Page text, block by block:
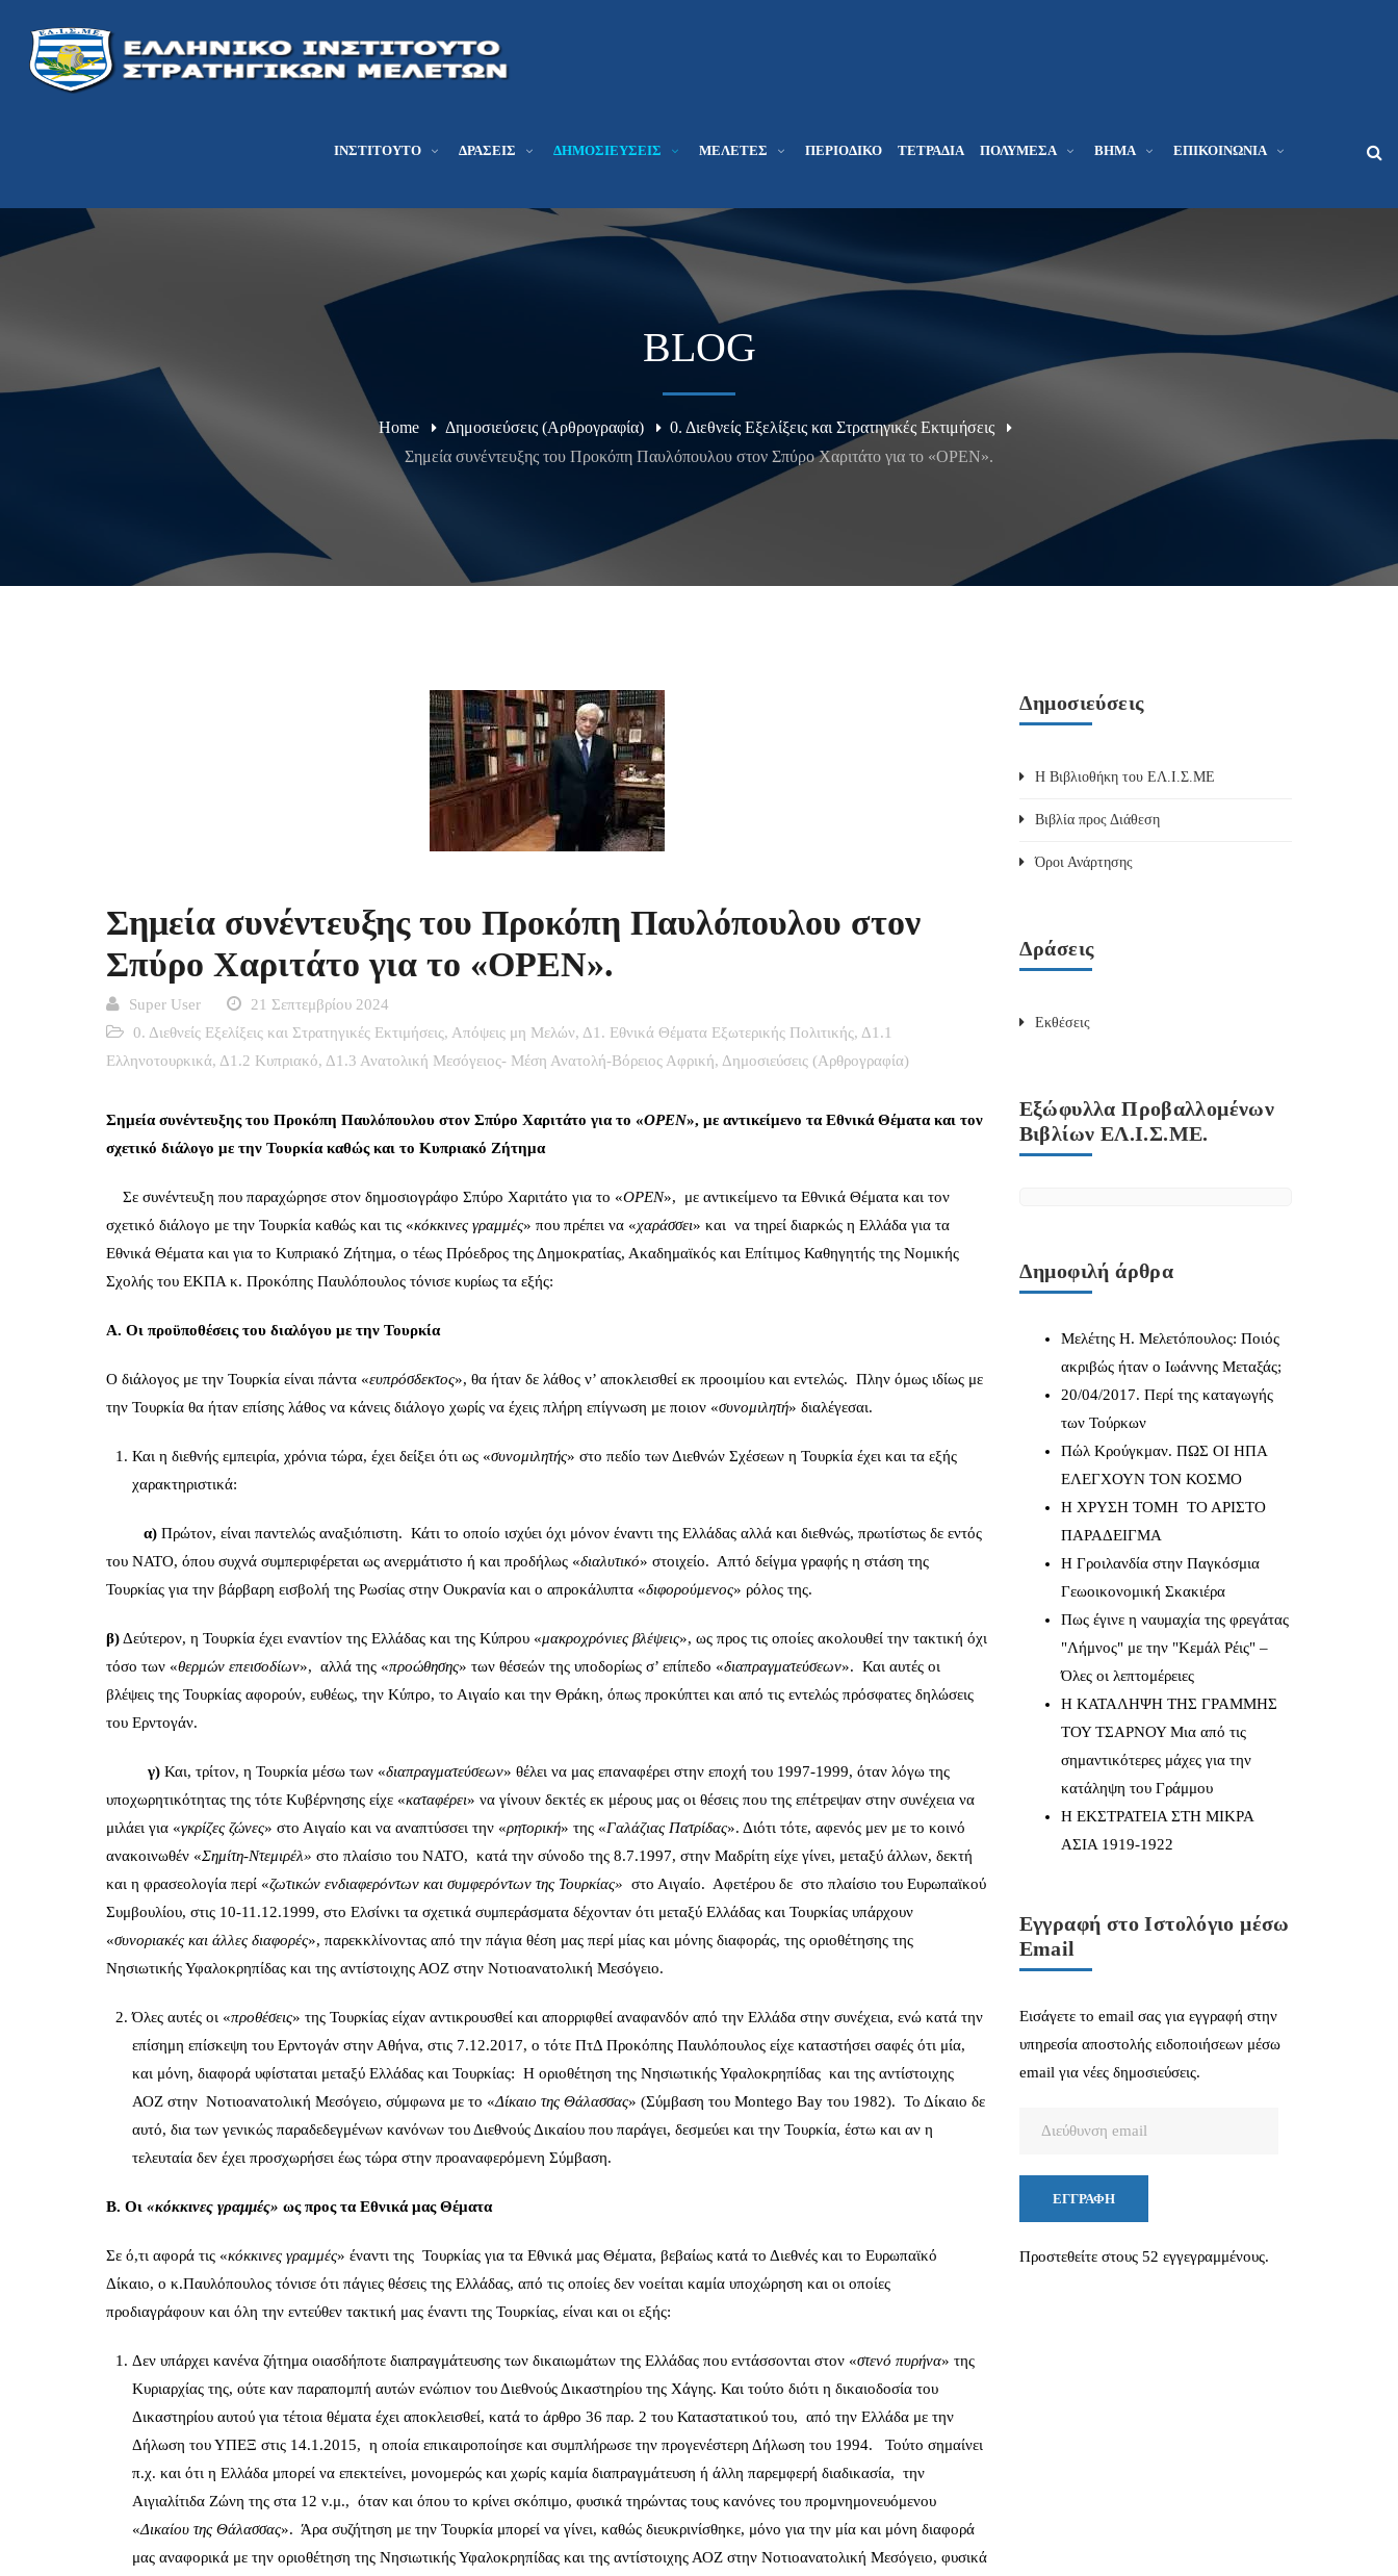
ΙΝΣΤΙΤΟΎΤΟ ΔΡΆΣΕΙΣ ΔΗΜΟΣΙΕΎΣΕΙΣ ΜΕΛΕΤΕΣ ΠΕΡΙΟΔΙΚΌ ΤΕΤΡΆΔΙΑ ΠΟΛΥΜΈΣΑ ΒΉΜΑ ΕΠΙΚΟΙΝΩΝΊΑ
BLOG
Home Δημοσιεύσεις (Αρθρογραφία)
0. Διεθνείς Εξελίξεις και Στρατηγικές Εκτιμήσεις
Σημεία συνέντευξης του Προκόπη Παυλόπουλου στον Σπύρο Χαριτάτο για το «OPEN».
Σημεία συνέντευξης του Προκόπη Παυλόπουλου στον
Σπύρο Χαριτάτο για το «OPEN».
Super User
21 Σεπτεμβρίου 2024
0. Διεθνείς Εξελίξεις και Στρατηγικές Εκτιμήσεις, Απόψεις μη Μελών, Δ1. Εθνικά Θέματα Εξωτερικής Πολιτικής, Δ1.1
Ελληνοτουρκικά, Δ1.2 Κυπριακό, Δ1.3 Ανατολική Μεσόγειος- Μέση Ανατολή-Βόρειος Αφρική, Δημοσιεύσεις (Αρθρογραφία)
Σημεία συνέντευξης του Προκόπη Παυλόπουλου στον Σπύρο Χαριτάτο για το «OPEN», με αντικείμενο τα Εθνικά Θέματα και τον
σχετικό διάλογο με την Τουρκία καθώς και το Κυπριακό Ζήτημα
Σε συνέντευξη που παραχώρησε στον δημοσιογράφο Σπύρο Χαριτάτο για το «OPEN», με αντικείμενο τα Εθνικά Θέματα και τον
σχετικό διάλογο με την Τουρκία καθώς και τις «κόκκινες γραμμές» που πρέπει να «χαράσσει» και να τηρεί διαρκώς η Ελλάδα για τα
Εθνικά Θέματα και για το Κυπριακό Ζήτημα, ο τέως Πρόεδρος της Δημοκρατίας, Ακαδημαϊκός και Επίτιμος Καθηγητής της Νομικής
Σχολής του ΕΚΠΑ κ. Προκόπης Παυλόπουλος τόνισε κυρίως τα εξής:
Α. Οι προϋποθέσεις του διαλόγου με την Τουρκία
Ο διάλογος με την Τουρκία είναι πάντα «ευπρόσδεκτος», θα ήταν δε λάθος ν’ αποκλεισθεί εκ προοιμίου και εντελώς. Πλην όμως ιδίως με
την Τουρκία θα ήταν επίσης λάθος να κάνεις διάλογο χωρίς να έχεις πλήρη επίγνωση με ποιον «συνομιλητή» διαλέγεσαι.
Και η διεθνής εμπειρία, χρόνια τώρα, έχει δείξει ότι ως «συνομιλητής» στο πεδίο των Διεθνών Σχέσεων η Τουρκία έχει και τα εξής
χαρακτηριστικά:
α) Πρώτον, είναι παντελώς αναξιόπιστη. Κάτι το οποίο ισχύει όχι μόνον έναντι της Ελλάδας αλλά και διεθνώς, πρωτίστως δε εντός
του ΝΑΤΟ, όπου συχνά συμπεριφέρεται ως ανερμάτιστο ή και προδήλως «διαλυτικό» στοιχείο. Απτό δείγμα γραφής η στάση της
Τουρκίας για την βάρβαρη εισβολή της Ρωσίας στην Ουκρανία και ο απροκάλυπτα «διφορούμενος» ρόλος της.
β)Δεύτερον, η Τουρκία έχει εναντίον της Ελλάδας και της Κύπρου «μακροχρόνιες βλέψεις», ως προς τις οποίες ακολουθεί την τακτική όχι
τόσο των «θερμών επεισοδίων», αλλά της «προώθησης» των θέσεών της υποδορίως σ’ επίπεδο «διαπραγματεύσεων». Και αυτές οι
βλέψεις της Τουρκίας αφορούν, ευθέως, την Κύπρο, το Αιγαίο και την Θράκη, όπως προκύπτει και από τις εντελώς πρόσφατες δηλώσεις
του Ερντογάν.
γ) Και, τρίτον, η Τουρκία μέσω των «διαπραγματεύσεων» θέλει να μας επαναφέρει στην εποχή του 1997-1999, όταν λόγω της
υποχωρητικότητας της τότε Κυβέρνησης είχε «καταφέρει» να γίνουν δεκτές εκ μέρους μας οι θέσεις που της επέτρεψαν στην συνέχεια να
μιλάει για «γκρίζες ζώνες» στο Αιγαίο και να αναπτύσσει την «ρητορική» της «Γαλάζιας Πατρίδας». Διότι τότε, αφενός μεν με το κοινό
ανακοινωθέν «Σημίτη-Ντεμιρέλ» στο πλαίσιο του ΝΑΤΟ, κατά την σύνοδο της 8.7.1997, στην Μαδρίτη είχε γίνει, μεταξύ άλλων, δεκτή
και η φρασεολογία περί «ζωτικών ενδιαφερόντων και συμφερόντων της Τουρκίας» στο Αιγαίο. Αφετέρου δε στο πλαίσιο του Ευρωπαϊκού
Συμβουλίου, στις 10-11.12.1999, στο Ελσίνκι τα σχετικά συμπεράσματα δέχονταν ότι μεταξύ Ελλάδας και Τουρκίας υπάρχουν
«συνοριακές και άλλες διαφορές», παρεκκλίνοντας από την πάγια θέση μας περί μίας και μόνης διαφοράς, της οριοθέτησης της
Νησιωτικής Υφαλοκρηπίδας και της αντίστοιχης ΑΟΖ στην Νοτιοανατολική Μεσόγειο.
Όλες αυτές οι «προθέσεις» της Τουρκίας είχαν αντικρουσθεί και απορριφθεί αναφανδόν από την Ελλάδα στην συνέχεια, ενώ κατά την
επίσημη επίσκεψη του Ερντογάν στην Αθήνα, στις 7.12.2017, ο τότε ΠτΔ Προκόπης Παυλόπουλος είχε καταστήσει σαφές ότι μία,
και μόνη, διαφορά υφίσταται μεταξύ Ελλάδας και Τουρκίας: Η οριοθέτηση της Νησιωτικής Υφαλοκρηπίδας και της αντίστοιχης
ΑΟΖ στην Νοτιοανατολική Μεσόγειο, σύμφωνα με το «Δίκαιο της Θάλασσας» (Σύμβαση του Montego Bay του 1982). Το Δίκαιο δε
αυτό, δια των γενικώς παραδεδεγμένων κανόνων του Διεθνούς Δικαίου που παράγει, δεσμεύει και την Τουρκία, έστω και αν η
τελευταία δεν έχει προσχωρήσει έως τώρα στην προαναφερόμενη Σύμβαση.
Β. Οι «κόκκινες γραμμές» ως προς τα Εθνικά μας Θέματα
Σε ό,τι αφορά τις «κόκκινες γραμμές» έναντι της Τουρκίας για τα Εθνικά μας Θέματα, βεβαίως κατά το Διεθνές και το Ευρωπαϊκό
Δίκαιο, ο κ.Παυλόπουλος τόνισε ότι πάγιες θέσεις της Ελλάδας, από τις οποίες δεν νοείται καμία υποχώρηση και οι οποίες
προδιαγράφουν και όλη την εντεύθεν τακτική μας έναντι της Τουρκίας, είναι και οι εξής:
Δεν υπάρχει κανένα ζήτημα οιασδήποτε διαπραγμάτευσης των δικαιωμάτων της Ελλάδας που εντάσσονται στον «στενό πυρήνα» της
Κυριαρχίας της, ούτε καν παραπομπή αυτών ενώπιον του Διεθνούς Δικαστηρίου της Χάγης. Και τούτο διότι η δικαιοδοσία του
Δικαστηρίου αυτού για τέτοια θέματα έχει αποκλεισθεί, κατά το άρθρο 36 παρ. 2 του Καταστατικού του, από την Ελλάδα με την
Δήλωση του ΥΠΕΞ στις 14.1.2015, η οποία επικαιροποίησε και συμπλήρωσε την προγενέστερη Δήλωση του 1994. Τούτο σημαίνει
π.χ. και ότι η Ελλάδα μπορεί να επεκτείνει, μονομερώς και χωρίς καμία διαπραγμάτευση ή άλλη παρεμφερή διαδικασία, την
Αιγιαλίτιδα Ζώνη της στα 12 ν.μ., όταν και όπου το κρίνει σκόπιμο, φυσικά τηρώντας τους κανόνες του προμνημονευόμενου
«Δικαίου της Θάλασσας». Άρα συζήτηση με την Τουρκία μπορεί να γίνει, καθώς διευκρινίσθηκε, μόνο για την μία και μόνη διαφορά
μας αναφορικά με την οριοθέτηση της Νησιωτικής Υφαλοκρηπίδας και της αντίστοιχης ΑΟΖ στην Νοτιοανατολική Μεσόγειο, φυσικά
Δημοσιεύσεις
Η Βιβλιοθήκη του ΕΛ.Ι.Σ.ΜΕ
Βιβλία προς Διάθεση
Όροι Ανάρτησης
Δράσεις
Εκθέσεις
Εξώφυλλα Προβαλλομένων
Βιβλίων ΕΛ.Ι.Σ.ΜΕ.
Δημοφιλή άρθρα
Μελέτης Η. Μελετόπουλος: Ποιός
ακριβώς ήταν ο Ιωάννης Μεταξάς;
20/04/2017. Περί της καταγωγής
των Τούρκων
Πώλ Κρούγκμαν. ΠΩΣ ΟΙ ΗΠΑ
ΕΛΕΓΧΟΥΝ ΤΟΝ ΚΟΣΜΟ
Η ΧΡΥΣΗ ΤΟΜΗ ΤΟ ΑΡΙΣΤΟ
ΠΑΡΑΔΕΙΓΜΑ
Η Γροιλανδία στην Παγκόσμια
Γεωοικονομική Σκακιέρα
Πως έγινε η ναυμαχία της φρεγάτας
"Λήμνος" με την "Κεμάλ Ρέις" –
Όλες οι λεπτομέρειες
Η ΚΑΤΑΛΗΨΗ ΤΗΣ ΓΡΑΜΜΗΣ
ΤΟΥ ΤΣΑΡΝΟΥ Μια από τις
σημαντικότερες μάχες για την
κατάληψη του Γράμμου
Η ΕΚΣΤΡΑΤΕΙΑ ΣΤΗ ΜΙΚΡΑ
ΑΣΙΑ 1919-1922
Εγγραφή στο Ιστολόγιο μέσω
Email
Εισάγετε το email σας για εγγραφή στην
υπηρεσία αποστολής ειδοποιήσεων μέσω
email για νέες δημοσιεύσεις.
ΕΓΓΡΑΦΉ
Προστεθείτε στους 52 εγγεγραμμένους.